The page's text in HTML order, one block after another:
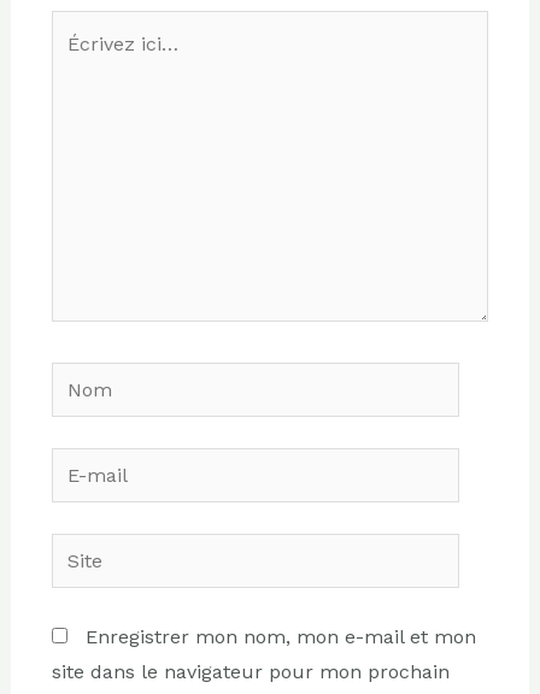
Nom
E-
mail
Site
Enregistrer mon nom, mon e-mail et mon
site dans le navigateur pour mon prochain